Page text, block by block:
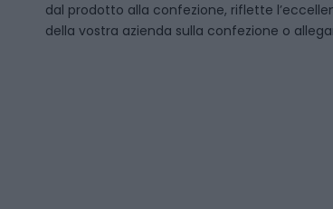
dal prodotto alla confezione, riflette
della vostra azienda sulla confezione o